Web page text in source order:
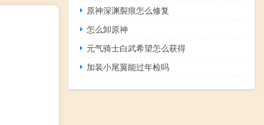
原神深渊裂痕怎么修复
怎么卸原神
元气骑士白武希望怎么获得
加装小尾翼能过年检吗